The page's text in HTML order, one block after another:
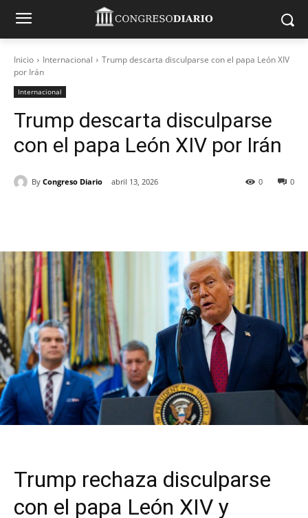
Inicio Internacional
Trump descarta disculparse con el papa León XIV
por Irán
Internacional
Trump descarta disculparse
con el papa León XIV por Irán
By Congreso Diario abril 13, 2026 0
0
Trump rechaza disculparse
con el papa León XIV y